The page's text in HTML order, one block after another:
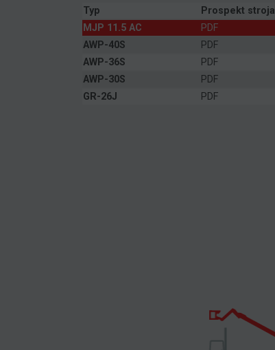
Typ Prospekt stroja
MJP 11.5 AC
PDF
AWP-40S
PDF
AWP-36S
PDF
AWP-30S
PDF
GR-26J
PDF